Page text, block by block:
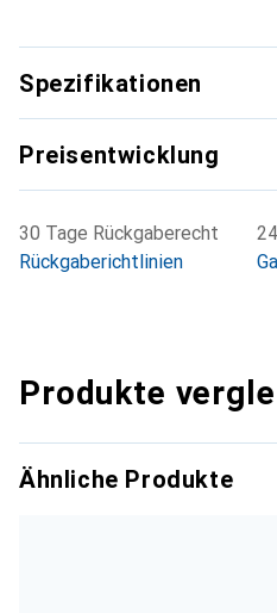
für Audio- und
egal ob live oder im Studio.
zuverlässig und von
Spezifikationen
Preisentwicklung
30 Tage Rückgaberecht
Rückgaberichtlinien
Produkte
Ähnliche Produkte